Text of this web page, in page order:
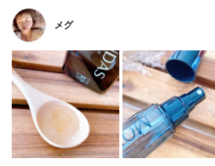
メグ